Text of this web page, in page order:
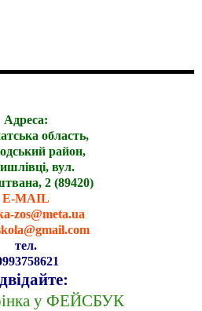
Адреса:
область,
район,
вул.
2 (89420)
E-MAIL
zos@meta.ua
тел.
у ФЕЙСБУК